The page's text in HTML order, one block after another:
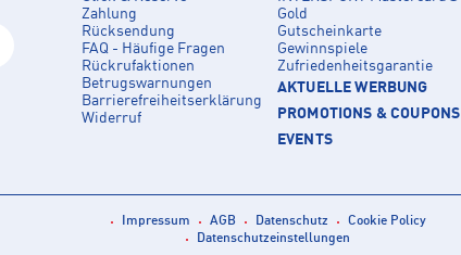
Zahlung
Rücksendung
FAQ - Häufige Fragen
Rückrufaktionen
Betrugswarnungen
Barrierefreiheitserklärung
Widerruf
Gold
Gutscheinkarte
Gewinnspiele
Zufriedenheitsgarantie
AKTUELLE WERBUNG
PROMOTIONS & COUPONS
EVENTS
Impressum AGB Datenschutz
Cookie Policy
Datenschutzeinstellungen